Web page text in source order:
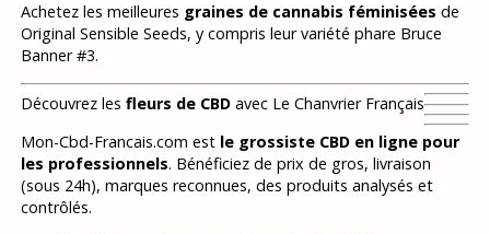
Achetez les meilleures graines de cannabis féminisées de
Original Sensible Seeds, y compris leur variété phare Bruce
Banner #3.
Découvrez les fleurs de CBDavec Le Chanvrier Français
Mon-Cbd-Francais.com est le grossiste CBD en ligne pour
les professionnels. Bénéficiez de prix de gros, livraison
(sous 24h), marques reconnues, des produits analysés et
contrôlés.